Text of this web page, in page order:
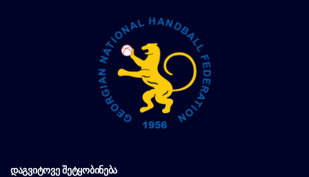
ᲓᲐᲒᲕᲘᲢᲝᲕᲔ ᲨᲔᲢᲧᲝᲑᲘᲜᲔᲑᲐ